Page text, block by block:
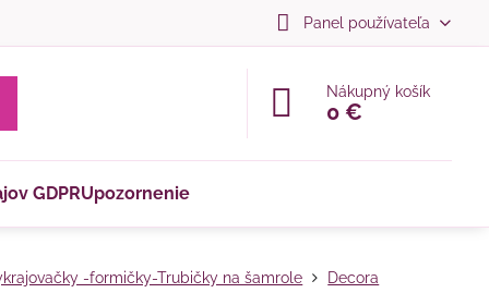
Panel používateľa
Nákupný košík
0 €
GDPRUpozornenie
-formičky-Trubičky na šamrole Decora